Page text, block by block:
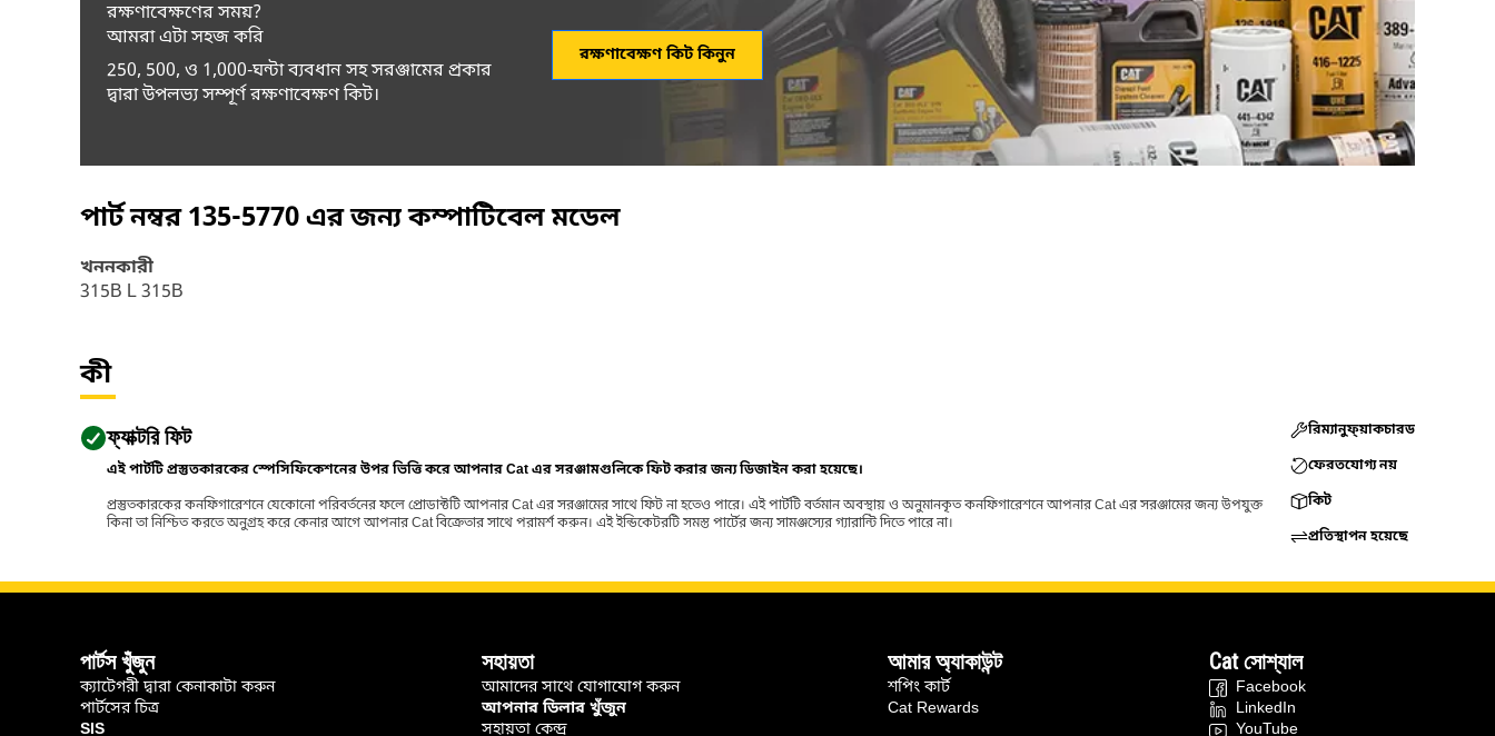
রক্ষণাবেক্ষণের সময়?
আমরা এটা সহজ করি
250, 500, ও 1,000-ঘন্টা ব্যবধান সহ সরঞ্জামের প্রকার
দ্বারা উপলভ্য সম্পূর্ণ রক্ষণাবেক্ষণ কিট।
রক্ষণাবেক্ষণ কিট কিনুন
পার্ট নম্বর135-5770এর জন্য কম্পাটিবেল মডেল
খননকারী
315B L 315B
কী
ফ্যাক্টরি ফিট
এই পার্টটি প্রস্তুতকারকের স্পেসিফিকেশনের উপর ভিত্তি করে আপনার Cat এর সরঞ্জামগুলিকে ফিট করার জন্য ডিজাইন করা হয়েছে।
প্রস্তুতকারকের কনফিগারেশনে যেকোনো পরিবর্তনের ফলে প্রোডাক্টটি আপনার Cat এর সরঞ্জামের সাথে ফিট না হতেও পারে। এই পার্টটি বর্তমান অবস্থায় ও অনুমানকৃত কনফিগারেশনে আপনার Cat এর সরঞ্জামের জন্য উপযুক্ত
কিনা তা নিশ্চিত করতে অনুগ্রহ করে কেনার আগে আপনার Cat বিক্রেতার সাথে পরামর্শ করুন। এই ইন্ডিকেটরটি সমস্ত পার্টের জন্য সামঞ্জস্যের গ্যারান্টি দিতে পারে না।
রিম্যানুফ্য়াকচারড
ফেরতযোগ্য নয়
কিট
প্রতিস্থাপন হয়েছে
পার্টস খুঁজুন
ক্যাটেগরী দ্বারা কেনাকাটা করুন
পার্টসের চিত্র
SIS
সহায়তা
আমাদের সাথে যোগাযোগ করুন
আপনার ডিলার খুঁজুন
সহায়তা কেন্দ্র
আমার অ্যাকাউন্ট
শপিং কার্ট
Cat Rewards
Cat সোশ্যাল
Facebook
LinkedIn
YouTube